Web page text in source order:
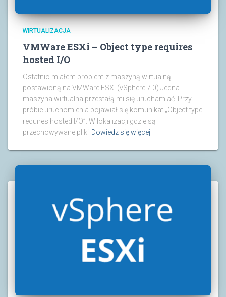
WIRTUALIZACJA
VMWare ESXi – Object type requires
hosted I/O
Ostatnio miałem problem z maszyną wirtualną
postawioną na VMWare ESXi (vSphere 7.0) Jedna
maszyna wirtualna przestałą mi się uruchamiać. Przy
próbie uruchomienia pojawiał się komunikat „Object type
requires hosted I/O”. W lokalizacji gdzie są
przechowywane pliki Dowiedz się więcej